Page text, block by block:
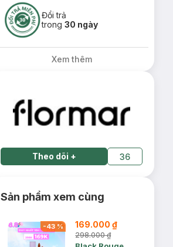
Đổi trả
trong30 ngày
Xem thêm
Theo dõi + 36
Sản phẩm xem cùng
-43% 169.000 ₫
298.000 ₫